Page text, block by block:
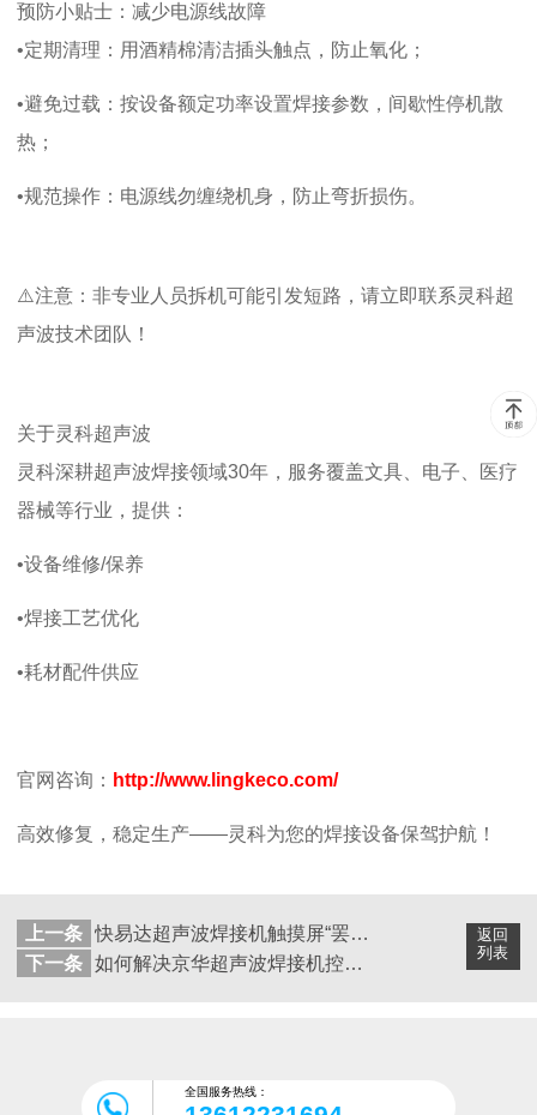
预防小贴士：减少电源线故障
•定期清理：用酒精棉清洁插头触点，防止氧化；
•避免过载：按设备额定功率设置焊接参数，间歇性停机散
热；
•规范操作：电源线勿缠绕机身，防止弯折损伤。
⚠注意：非专业人员拆机可能引发短路，请立即联系灵科超
声波技术团队！
关于灵科超声波
灵科深耕超声波焊接领域30年，服务覆盖文具、电子、医疗
器械等行业，提供：
•设备维修/保养
•焊接工艺优化
•耗材配件供应
官网咨询： http://www.lingkeco.com/
高效修复，稳定生产——灵科为您的焊接设备保驾护航！
返回
列表
上一条
快易达超声波焊接机触摸屏“罢工”怎么办？
下一条
如何解决京华超声波焊接机控制面板无显示问题？
全国服务热线：